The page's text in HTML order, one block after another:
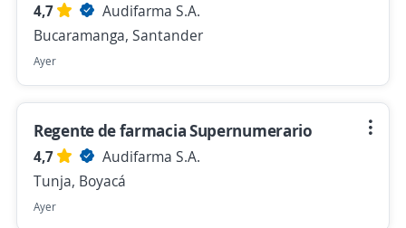
4,7
Audifarma S.A.
Bucaramanga, Santander
Ayer
Regente de farmacia Supernumerario
4,7
Audifarma S.A.
Tunja, Boyacá
Ayer